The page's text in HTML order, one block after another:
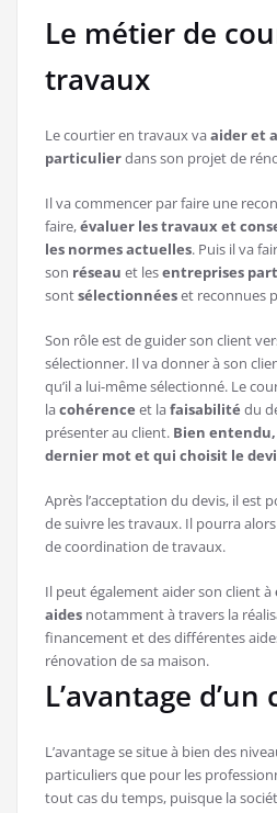
Le métier de
travaux
Le courtier en travaux vaaider et
particulierdans son projet de
Il va commencer par faire une
faire,évaluer les travaux et
les normes actuelles. Puis il va
son réseau et lesentreprises
sontsélectionnéeset reconnues
Son rôle est de guider son client
sélectionner. Il va donner à son
qu’il a lui-même sélectionné. Le
lacohérence et lafaisabilité du
présenter au client. Bien entendu,
dernier mot et qui choisit le
Après l’acceptation du devis, il est
de suivre les travaux. Il pourra
de coordination de travaux.
Il peut également aider son client à
aides notamment à travers la
financement et des différentes
rénovation de sa maison.
L’avantage
L’avantage se situe à bien des
particuliers que pour les
tout cas du temps, puisque la